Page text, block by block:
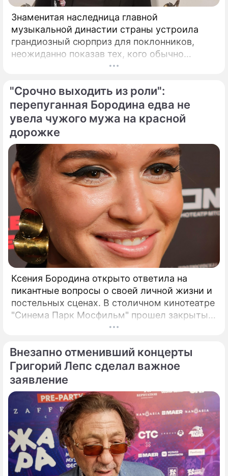
Знаменитая наследница главной
музыкальной династии страны устроила
грандиозный сюрприз для поклонников,
неожиданно показав тех, кого обычно
тщательно скрывает от посторонних глаз.
продолжает наслаждаться европейскими
каникулами, щедро делясь с публикой
яркими моментами своего роскошного
отпуска.
"Срочно выходить из роли":
перепуганная Бородина едва не
увела чужого мужа на красной
дорожке
Ксения Бородина открыто ответила на
пикантные вопросы о своей личной жизни и
постельных сценах. В столичном кинотеатре
"Синема Парк Мосфильм" прошел закрытый
показ романтической комедии с элементами
Внезапно отменивший концерты
Григорий Лепс сделал важное
заявление